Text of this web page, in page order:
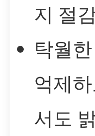
지 절
탁월
억제
서도